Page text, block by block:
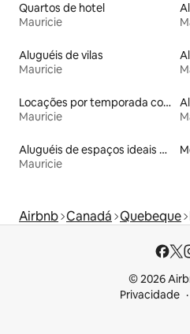
Quartos de hotel
Mauricie
Aluguéis de vilas
Mauricie
Locações por temporada com piscina
Mauricie
Aluguéis de espaços ideais para famílias
Mauricie
Airbnb Canadá Quebeque
© 2026
Privacidade